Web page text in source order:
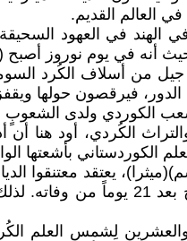
حيث أنه في يوم
من أسلاف الكُرد
الدور، فيرقصون حولها
الكوردي ولدى الشعوبٍ
الكُردي، أود هنا أن
الكوردستاني بأشعتها